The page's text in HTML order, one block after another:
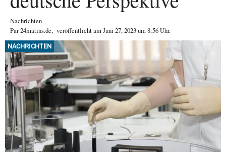
Nachrichten
Par24matins.de, veröffentlicht amJuni 27, 2023um 8:56 Uhr.
NACHRICHTEN